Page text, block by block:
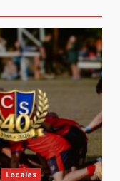
Locales